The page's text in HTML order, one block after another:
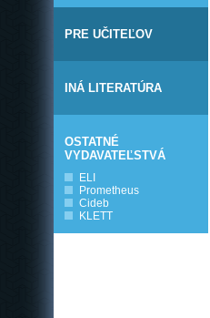
PRE UČITEĽOV
INÁ LITERATÚRA
OSTATNÉ
VYDAVATEĽSTVÁ
ELI
Prometheus
Cideb
KLETT